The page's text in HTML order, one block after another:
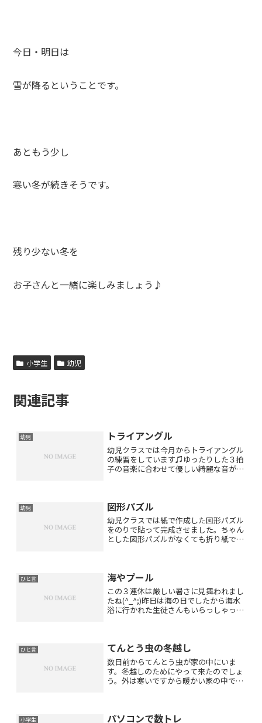
今日・明日は
雪が降るということです。
あともう少し
寒い冬が続きそうです。
残り少ない冬を
お子さんと一緒に楽しみましょう♪
小学生 幼児
関連記事
幼児 トライアングル
幼児クラスでは今月からトライアングル
の練習をしています♫ゆったりした３拍
子の音楽に合わせて優しい綺麗な音が出
幼児 図形パズル
幼児クラスでは紙で作成した図形パズル
をのりで貼って完成させました。ちゃん
とした図形パズルがなくても折り紙でパ
ひと言 海やプール
この３連休は厳しい暑さに見舞われまし
たね(^_^;)昨日は海の日でしたから海水
浴に行かれた生徒さんもいらっしゃった
「パパと一緒にプー...
ひと言 てんとう虫の冬越し
数日前からてんとう虫が家の中にいま
す。冬越しのためにやって来たのでしょ
う。外は寒いですから暖かい家の中でじ
く昨日の幼児クラスでは「て...
小学生 パソコンで数トレ